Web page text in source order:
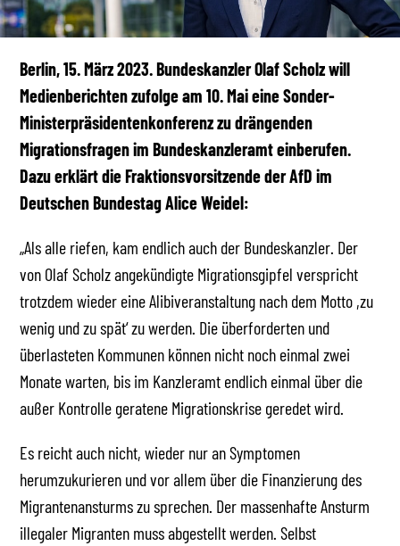
Berlin, 15. März 2023. Bundeskanzler Olaf Scholz will
Medienberichten zufolge am 10. Mai eine Sonder-
Ministerpräsidentenkonferenz zu drängenden
Migrationsfragen im Bundeskanzleramt einberufen.
Dazu erklärt die Fraktionsvorsitzende der AfD im
Deutschen Bundestag Alice Weidel:
„Als alle riefen, kam endlich auch der Bundeskanzler. Der
von Olaf Scholz angekündigte Migrationsgipfel verspricht
trotzdem wieder eine Alibiveranstaltung nach dem Motto ,zu
wenig und zu spät‘ zu werden. Die überforderten und
überlasteten Kommunen können nicht noch einmal zwei
Monate warten, bis im Kanzleramt endlich einmal über die
außer Kontrolle geratene Migrationskrise geredet wird.
Es reicht auch nicht, wieder nur an Symptomen
herumzukurieren und vor allem über die Finanzierung des
Migrantenansturms zu sprechen. Der massenhafte Ansturm
illegaler Migranten muss abgestellt werden. Selbst